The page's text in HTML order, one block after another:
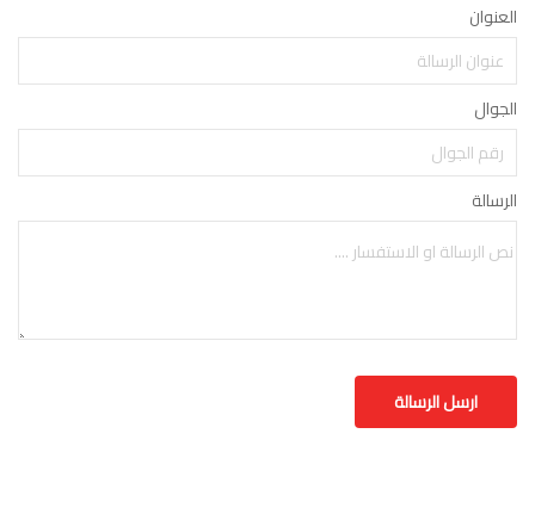
العنوان
الجوال
الرسالة